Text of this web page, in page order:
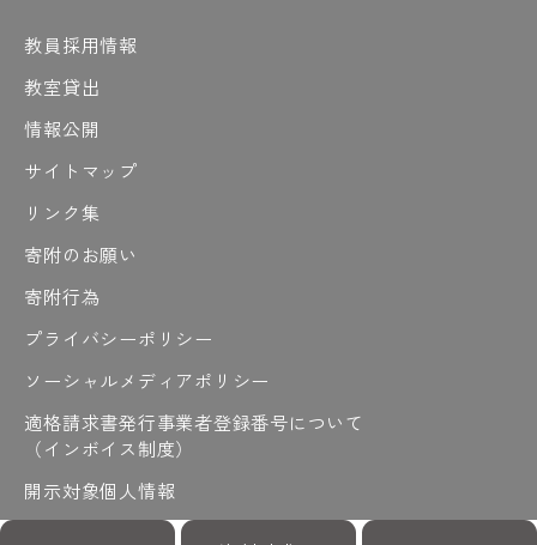
教員採用情報
教室貸出
情報公開
サイトマップ
リンク集
寄附のお願い
寄附行為
プライバシーポリシー
ソーシャルメディアポリシー
適格請求書発行事業者登録番号について
（インボイス制度）
開示対象個人情報